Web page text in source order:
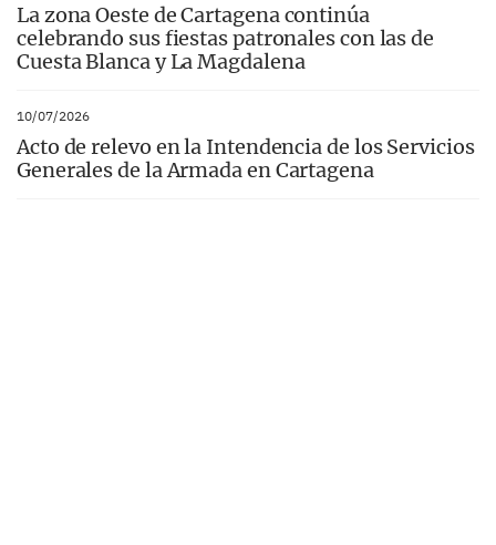
La zona Oeste de Cartagena continúa
celebrando sus fiestas patronales con las de
Cuesta Blanca y La Magdalena
10/07/2026
Acto de relevo en la Intendencia de los Servicios
Generales de la Armada en Cartagena